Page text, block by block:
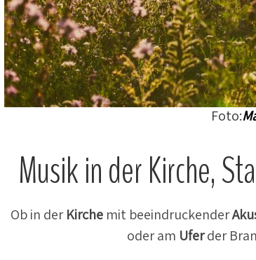
Foto:
Musik in der Kirche,
Ob in derKirche mit beein­dru­ckender
oder am Uferder